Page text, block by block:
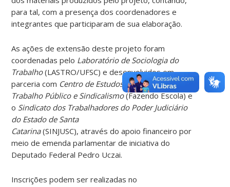
para tal, com a presença dos coordenadores e
integrantes que participaram de sua elaboração.
As ações de extensão deste projeto foram
coordenadas pelo Laboratório de Sociologia do
Trabalho(LASTRO/UFSC) e desenvolvidos em
parceria com Centro de Estudos e Pesquisas em
Trabalho Público e Sindicalismo(Fazendo Escola) e
o Sindicato dos Trabalhadores do Poder Judiciário
do Estado de Santa
Catarina(SINJUSC), através do apoio financeiro por
meio de emenda parlamentar de iniciativa do
Deputado Federal Pedro Uczai.
Inscrições podem ser realizadas no